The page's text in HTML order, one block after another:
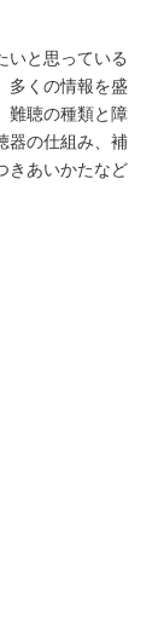
いと思っている
多くの情報を盛
難聴の種類と障
器の仕組み、補
きあいかたなど